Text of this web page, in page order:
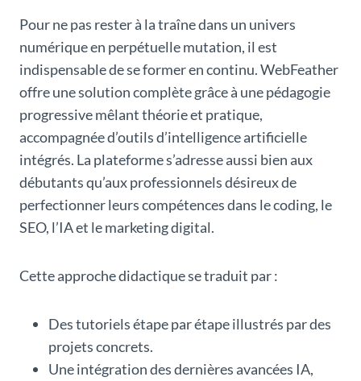
Pour ne pas rester à la traîne dans un univers
numérique en perpétuelle mutation, il est
indispensable de se former en continu. WebFeather
offre une solution complète grâce à une pédagogie
progressive mêlant théorie et pratique,
accompagnée d’outils d’intelligence artificielle
intégrés. La plateforme s’adresse aussi bien aux
débutants qu’aux professionnels désireux de
perfectionner leurs compétences dans le coding, le
SEO, l’IA et le marketing digital.
Cette approche didactique se traduit par :
Des tutoriels étape par étape illustrés par des
projets concrets.
Une intégration des dernières avancées IA,